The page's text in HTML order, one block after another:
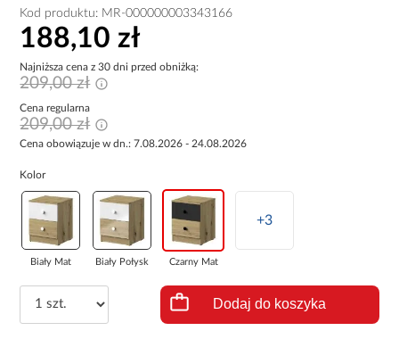
Kod produktu: MR-000000003343166
188,10 zł
Najniższa cena z 30 dni przed obniżką:
209,00 zł
Cena regularna
209,00 zł
Cena obowiązuje w dn.: 7.08.2026 - 24.08.2026
Kolor
Biały Mat Biały Połysk Czarny Mat
+3
Dodaj do koszyka